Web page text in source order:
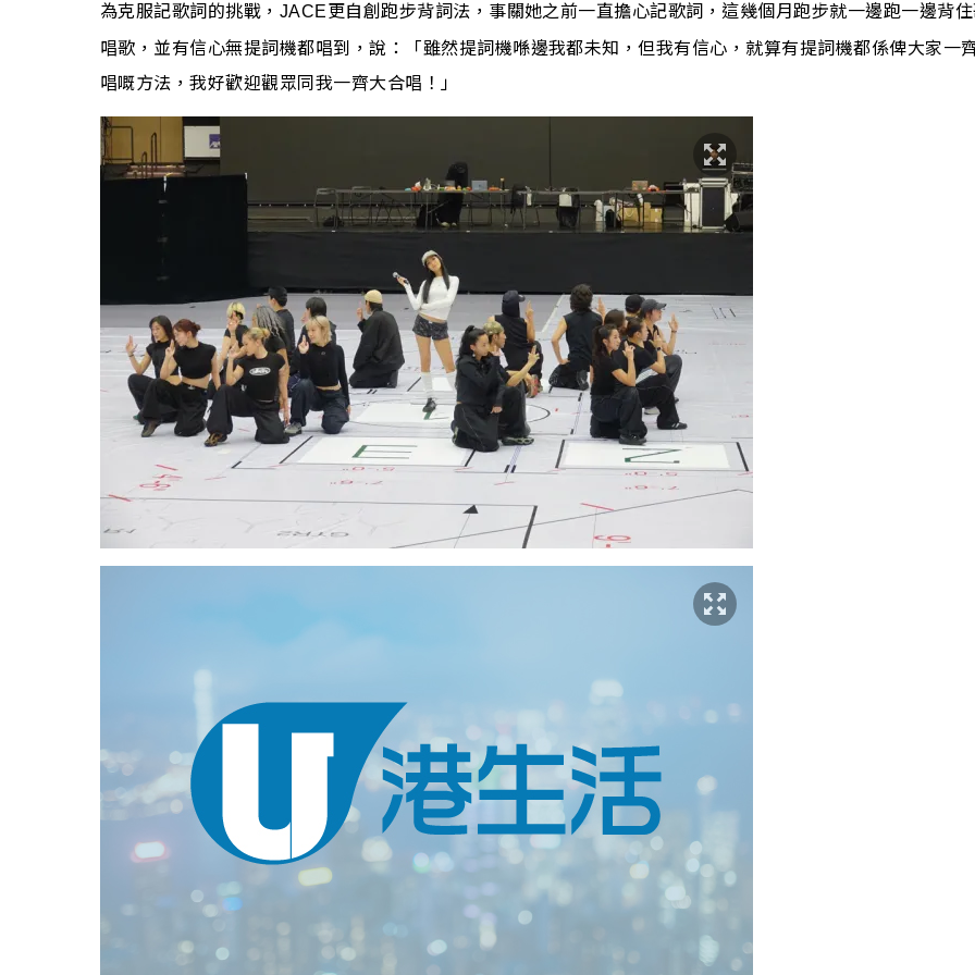
為克服記歌詞的挑戰， JACE更自創跑步背詞法，事關她之前一直擔心記歌詞，這幾個月跑步就一邊跑一邊背
唱歌，並有信心無提詞機都唱到，說：「雖然提詞機喺邊我都未知，但我有信心，就算有提詞機都係俾大家一
唱嘅方法，我好歡迎觀眾同我一齊大合唱！」